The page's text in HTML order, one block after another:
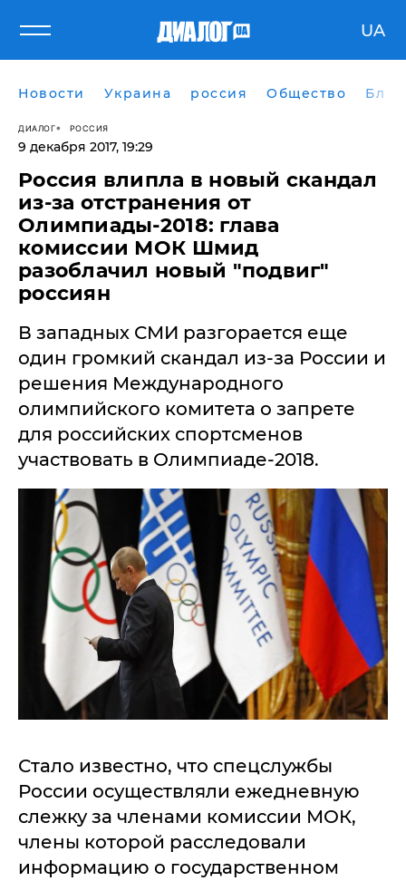
UA
Новости Украина россия Общество
ДИАЛОГ РОССИЯ
9 декабря 2017, 19:29
Россия влипла в новый скандал
из-за отстранения от
Олимпиады-2018: глава
комиссии МОК Шмид
разоблачил новый "подвиг"
россиян
​В западных СМИ разгорается еще
один громкий скандал из-за России и
решения Международного
олимпийского комитета о запрете
для российских спортсменов
участвовать в Олимпиаде-2018.
Стало известно, что спецслужбы
России осуществляли ежедневную
слежку за членами комиссии МОК,
члены которой расследовали
информацию о государственном